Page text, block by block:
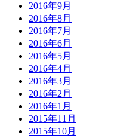
2016年9月
2016年8月
2016年7月
2016年6月
2016年5月
2016年4月
2016年3月
2016年2月
2016年1月
2015年11月
2015年10月